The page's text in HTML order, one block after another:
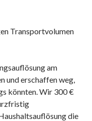
Transportvolumen
am
und erschaffen weg,
könnten. Wir 300 €
die